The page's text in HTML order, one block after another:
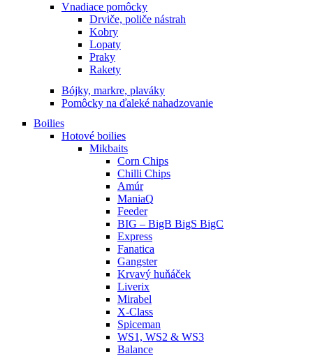
Vnadiace pomôcky
Drviče, poliče nástrah
Kobry
Lopaty
Praky
Rakety
Bójky, markre, plaváky
Pomôcky na ďaleké nahadzovanie
Boilies
Hotové boilies
Mikbaits
Corn Chips
Chilli Chips
Amúr
ManiaQ
Feeder
BIG – BigB BigS BigC
Express
Fanatica
Gangster
Krvavý huňáček
Liverix
Mirabel
X-Class
Spiceman
WS1, WS2 & WS3
Balance